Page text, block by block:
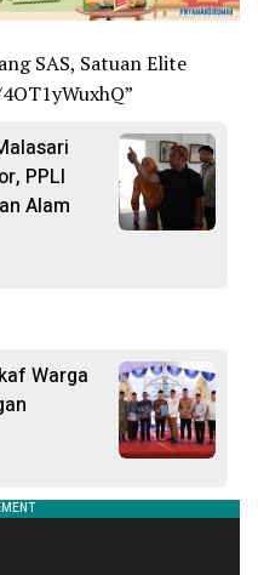
SAS, Satuan Elite
PPLI
Alam
Warga